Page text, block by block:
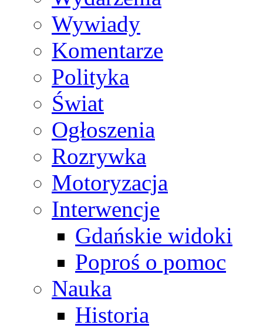
Wywiady
Komentarze
Polityka
Świat
Ogłoszenia
Rozrywka
Motoryzacja
Interwencje
Gdańskie widoki
Poproś o pomoc
Nauka
Historia